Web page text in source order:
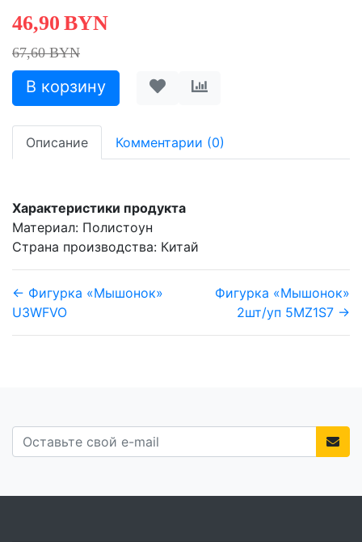
46,90 BYN
67,60 BYN
Описание Комментарии (0)
Характеристики продукта
Материал: Полистоун
Страна производства: Китай
← Фигурка «Мышонок»
U3WFVO
Фигурка «Мышонок»
2шт/уп 5MZ1S7 →